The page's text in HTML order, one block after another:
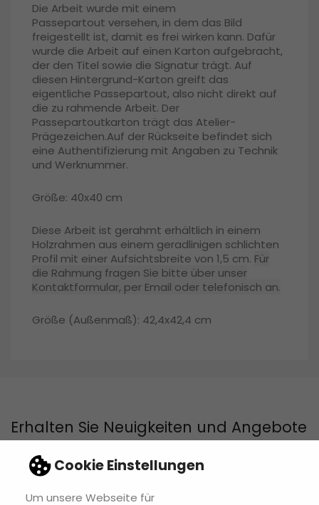
Cookie Einstellungen
Um unsere Webseite für
Die Arbeit wurde mit einem
Passepartout versehen, in dem das Bild
freigestellt ist, damit es frei wirken kann. Dafür
wurde die Arbeit auf einen Karton aufgebracht,
der den Titel sowie die Signatur trägt. Auf
diesen Hintergrund-Karton greift das
eigentliche Passepartout, also nicht direkt auf
die zu rahmende Arbeit. Der
Passepartoutkarton trägt das Atelier-
Prägezeichen.Auf der Rückseite befindet sich
eine Authentifizierung mit Angaben zu Technik
und Werknummer.
Größe: 40x40 cm
Diese Arbeit ist gerahmt erhältlich in einem
Holzrahmen aus einem geradlinigen schlichten
Profil mit einer Aufsichtsbreite von 1,5 cm. Für
die Rahmung fragen Sie bitte über unser
Kontaktformular, per Email oder telefonisch an.
Größe (Außenmaß): 42,4x42,4 cm
Erhalten Sie Neuigkeiten und Angebote
Sie können Ihr Einverständnis jederzeit widerrufen. Unsere